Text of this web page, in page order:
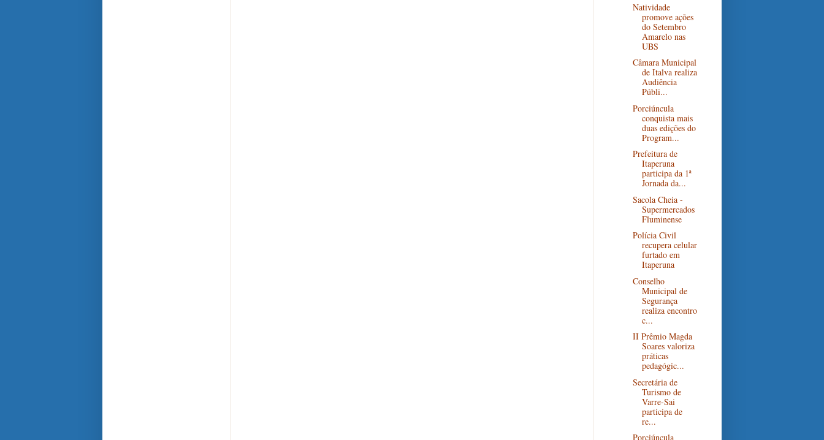
Natividade
promove ações
do Setembro
Amarelo nas
UBS
Câmara Municipal
de Italva realiza
Audiência
Públi...
Porciúncula
conquista mais
duas edições do
Program...
Prefeitura de
Itaperuna
participa da 1ª
Jornada da...
Sacola Cheia -
Supermercados
Fluminense
Polícia Civil
recupera celular
furtado em
Itaperuna
Conselho
Municipal de
Segurança
realiza encontro
c...
II Prêmio Magda
Soares valoriza
práticas
pedagógic...
Secretária de
Turismo de
Varre-Sai
participa de
re...
Porciúncula